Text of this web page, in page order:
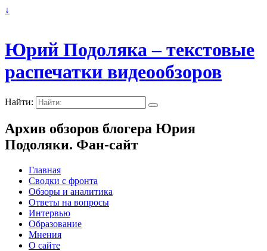
↓
Юрий Подоляка – текстовые
распечатки видеообзоров
Найти:
Архив обзоров блогера Юрия
Подоляки. Фан-сайт
Главная
Сводки с фронта
Обзоры и аналитика
Ответы на вопросы
Интервью
Образование
Мнения
О сайте